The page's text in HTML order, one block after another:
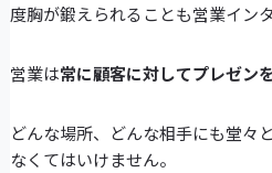
度胸が鍛えられることも営業イン
営業は常に顧客に対してプレゼン
どんな場所、どんな相手にも堂々
なくてはいけません。